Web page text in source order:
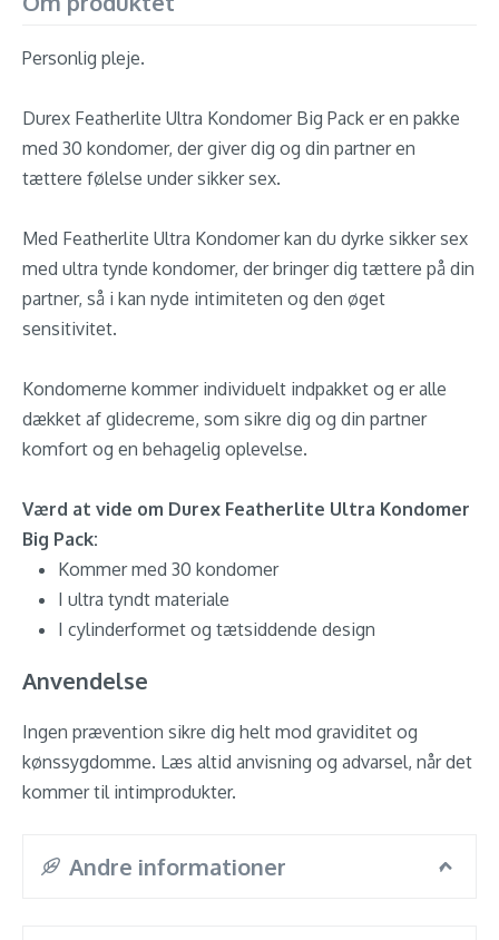
Personlig pleje.
Durex Featherlite Ultra Kondomer Big Pack er en pakke
med 30 kondomer, der giver dig og din partner en
tættere følelse under sikker sex.
Med Featherlite Ultra Kondomer kan du dyrke sikker sex
med ultra tynde kondomer, der bringer dig tættere på din
partner, så i kan nyde intimiteten og den øget
sensitivitet.
Kondomerne kommer individuelt indpakket og er alle
dækket af glidecreme, som sikre dig og din partner
komfort og en behagelig oplevelse.
Værd at vide om Durex Featherlite Ultra Kondomer
Big Pack:
Kommer med 30 kondomer
I ultra tyndt materiale
I cylinderformet og tætsiddende design
Anvendelse
Ingen prævention sikre dig helt mod graviditet og
kønssygdomme. Læs altid anvisning og advarsel, når det
kommer til intimprodukter.
Andre informationer